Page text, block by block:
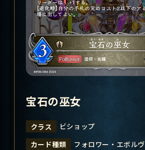
宝石の巫女
クラス
ビショップ
カード種類
フォロワー・エボルヴ